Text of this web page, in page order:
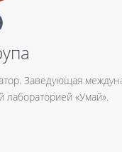
Заведующая
лабораторией «Умай».